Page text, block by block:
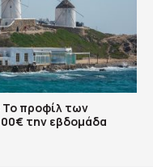
Το προφίλ των
την εβδομάδα